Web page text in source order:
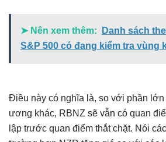
➤ Nên xem thêm:
Danh sách
S&P 500 có đang kiểm tra vùng
Điều này có nghĩa là, so với phần lớn
ương khác, RBNZ sẽ vẫn có quan
lập trước quan điểm thắt chặt. Nói